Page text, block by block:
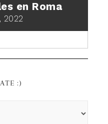
en Roma
2022
:)